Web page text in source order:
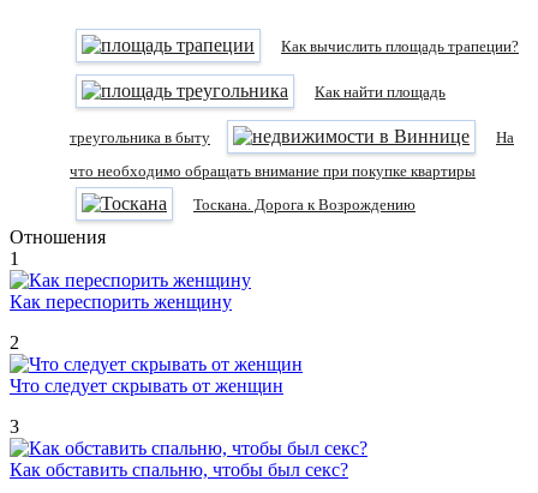
Как вычислить площадь трапеции?
Как найти площадь
треугольника в быту
На
что необходимо обращать внимание при покупке квартиры
Тоскана. Дорога к Возрождению
Отношения
1
Как переспорить женщину
2
Что следует скрывать от женщин
3
Как обставить спальню, чтобы был секс?